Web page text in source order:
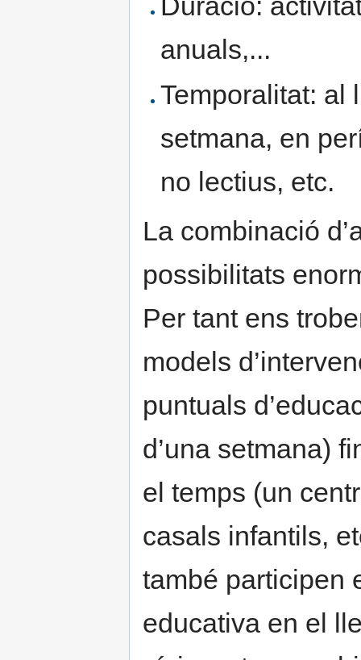
anuals,...
Temporalitat: al
setmana, en
no lectius, etc.
La combinació
possibilitats
Per tant ens
models
puntuals
d’una setmana)
el temps (un
casals infantils,
també participen
educativa en el